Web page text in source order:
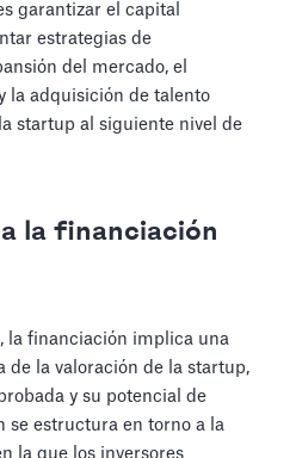
garantizar el capital
estrategias de
del mercado, el
la adquisición de talento
startup al siguiente nivel de
la financiación
la financiación implica una
de la valoración de la startup,
y su potencial de
se estructura en torno a la
la que los inversores